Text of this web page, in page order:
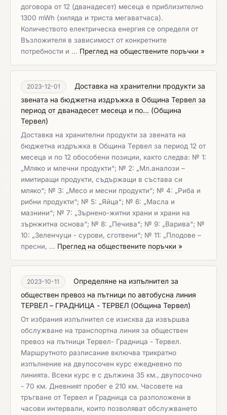
договора от 12 (дванадесет) месеца е приблизително
1300 mWh (хиляда и триста мегаватчаса).
Количеството електрическа енергия се определя от
Възложителя в зависимост от конкретните
потребности и … Преглед на обществените поръчки »
2023-12-01
Доставка на хранителни продукти за
звената на бюджетна издръжка в Община Тервел за
период от дванадесет месеца и по... (Община
Тервел)
Доставка на хранителни продукти за звената на
бюджетна издръжка в Община Тервел за период 12 от
месеца и по 12 обособени позиции, както следва: № 1:
„Мляко и млечни продукти“; № 2: „Мл.аналози –
имитиращи продукти, съдържащи в състава си
мляко“; № 3: „Месо и месни продукти“; № 4: „Риба и
рибни продукти“; № 5: „Яйца“; № 6: „Масла и
мазнини“; № 7: „Зърнено-житни храни и храни на
зърнжитна основа“; № 8: „Печива“; № 9: „Варива“; №
10: „Зеленчуци - сурови, сготвени“; № 11: „Плодове –
пресни, … Преглед на обществените поръчки »
2023-10-11
Определяне на изпълнител за
обществен превоз на пътници по автобусна линия
ТЕРВЕЛ – ГРАДНИЦА - ТЕРВЕЛ (Община Тервел)
От избрания изпълнител се изисква да извършва
обслужване на транспортна линия за обществен
превоз на пътници Тервел- Градница - Тервел.
Маршрутното разписание включва трикратно
изпълнение на двупосочен курс ежедневно по
линията. Всеки курс е с дължина 35 км., двупосочно
- 70 км. Дневният пробег е 210 км. Часовете на
тръгване от Тервел и Градница са разположени в
часови интервали, които позволяват обслужването